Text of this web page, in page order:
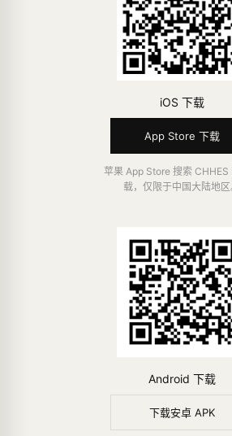
iOS 下载
App Store 下载
苹果 App Store 搜索 CHHES
载，仅限于中国大陆地区
Android 下载
下载安卓 APK